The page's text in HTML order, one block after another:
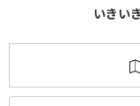
いきい